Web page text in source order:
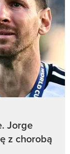
Jorge
z chorobą